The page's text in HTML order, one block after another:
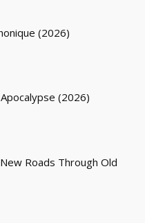
(2026)
(2026)
Roads Through Old